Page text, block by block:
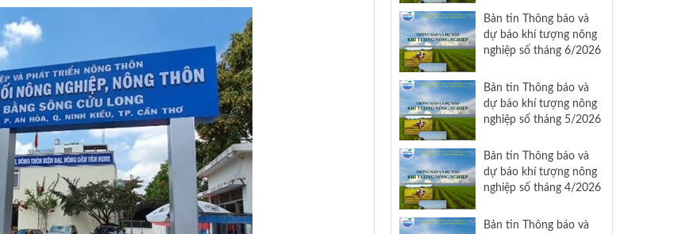
Bản tin Thông báo và
dự báo khí tượng nông
nghiệp số tháng 6/2026
Bản tin Thông báo và
dự báo khí tượng nông
nghiệp số tháng 5/2026
Bản tin Thông báo và
dự báo khí tượng nông
nghiệp số tháng 4/2026
Bản tin Thông báo và